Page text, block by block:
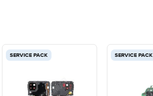
SERVICE PACK SERVICE PACK